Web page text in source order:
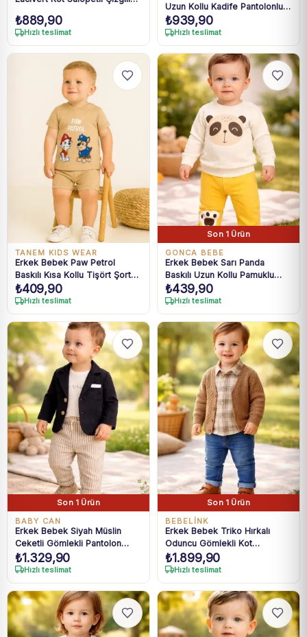
₺889,90
Hızlı teslimat
Uzun Kollu Kadife Pantolonlu
3' lü Takım
₺939,90
Hızlı teslimat
TANEM KIDS WEAR
Erkek Bebek Paw Petrol
Baskılı Kısa Kollu Tişört Şort
Takım
₺409,90
Hızlı teslimat
Son 1 Ürün
GONCA BEBE
Erkek Bebek Sarı Panda
Baskılı Uzun Kollu Pamuklu
Takım 9-18 Ay
₺439,90
Hızlı teslimat
Son 1 Ürün
BABY CAN
Erkek Bebek Siyah Müslin
Ceketli Gömlekli Pantolon
Takım 9-18 Ay
₺1.329,90
Hızlı teslimat
Son 1 Ürün
BEBELINK
Erkek Bebek Triko Hırkalı
Oduncu Gömlekli Kot
Pantolonlu 3 Parça Takım 6-
24 Ay
₺1.899,90
Hızlı teslimat